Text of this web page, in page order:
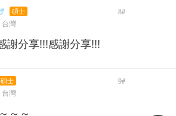
碩士 8#
台灣
謝分享!!!感謝分享!!!
碩士 9#
台灣
～～